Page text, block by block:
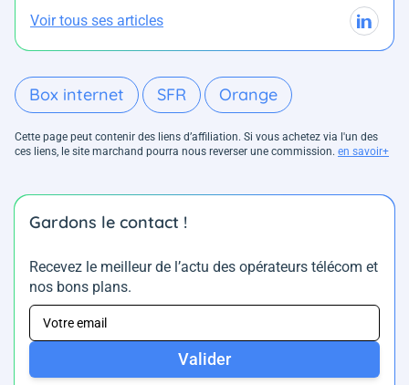
Voir tous ses articles
Box internet SFR Orange
Cette page peut contenir des liens d’affiliation. Si vous achetez via l'un des
ces liens, le site marchand pourra nous reverser une commission. en savoir+
Gardons le contact !
Recevez le meilleur de l’actu des opérateurs télécom et
nos bons plans.
Valider